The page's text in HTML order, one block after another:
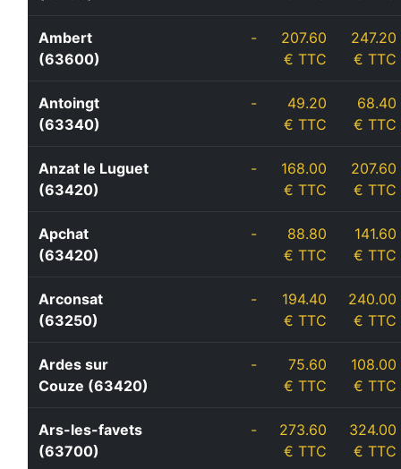
Ambert
(63600)
-
207.60
€ TTC
247.20
€ TTC
Antoingt
(63340)
-
49.20
€ TTC
68.40
€ TTC
Anzat le Luguet
(63420)
-
168.00
€ TTC
207.60
€ TTC
Apchat
(63420)
-
88.80
€ TTC
141.60
€ TTC
Arconsat
(63250)
-
194.40
€ TTC
240.00
€ TTC
Ardes sur
Couze (63420)
-
75.60
€ TTC
108.00
€ TTC
Ars-les-favets
(63700)
-
273.60
€ TTC
324.00
€ TTC